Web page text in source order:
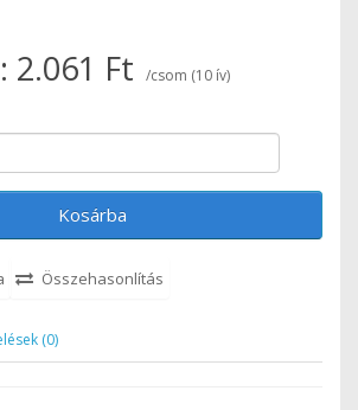
2.061 Ft
/csom (10 ív)
Kosárba
Összehasonlítás
(0)